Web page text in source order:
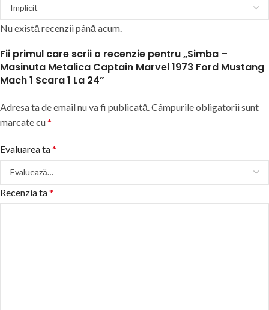
Nu există recenzii până acum.
Fii primul care scrii o recenzie pentru „Simba –
Masinuta Metalica Captain Marvel 1973 Ford Mustang
Mach 1 Scara 1 La 24”
Adresa ta de email nu va fi publicată.Câmpurile obligatorii sunt
marcate cu*
Evaluarea ta*
Recenzia ta*